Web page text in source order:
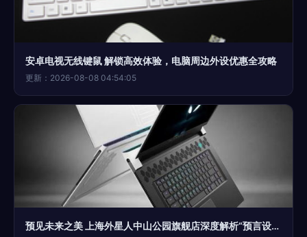
安卓电视无线键鼠 解锁高效体验，电脑周边外设优惠全攻略
更新：2026-08-08 04:54:05
预见未来之美 上海外星人中山公园旗舰店深度解析“预言设计”电脑外设